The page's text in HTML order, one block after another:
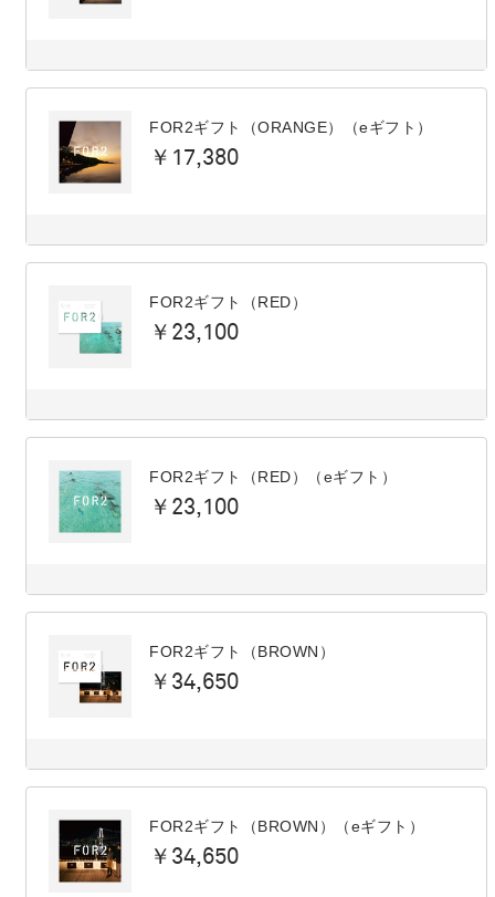
FOR2ギフト（ORANGE）（eギフト）
￥17,380
FOR2ギフト（RED）
￥23,100
FOR2ギフト（RED）（eギフト）
￥23,100
FOR2ギフト（BROWN）
￥34,650
FOR2ギフト（BROWN）（eギフト）
￥34,650